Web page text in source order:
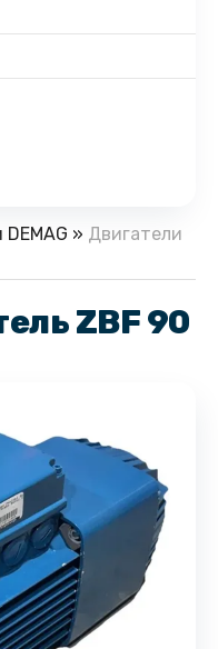
» Двигатели
ZBF 90